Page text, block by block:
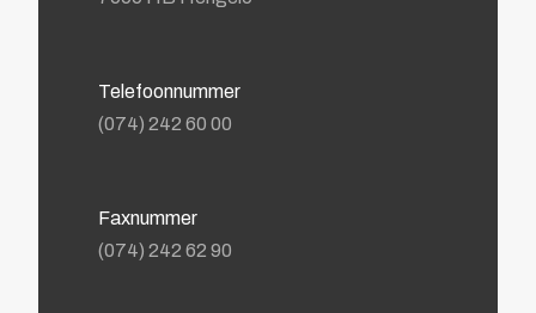
Telefoonnummer
(074) 242 60 00
Faxnummer
(074) 242 62 90